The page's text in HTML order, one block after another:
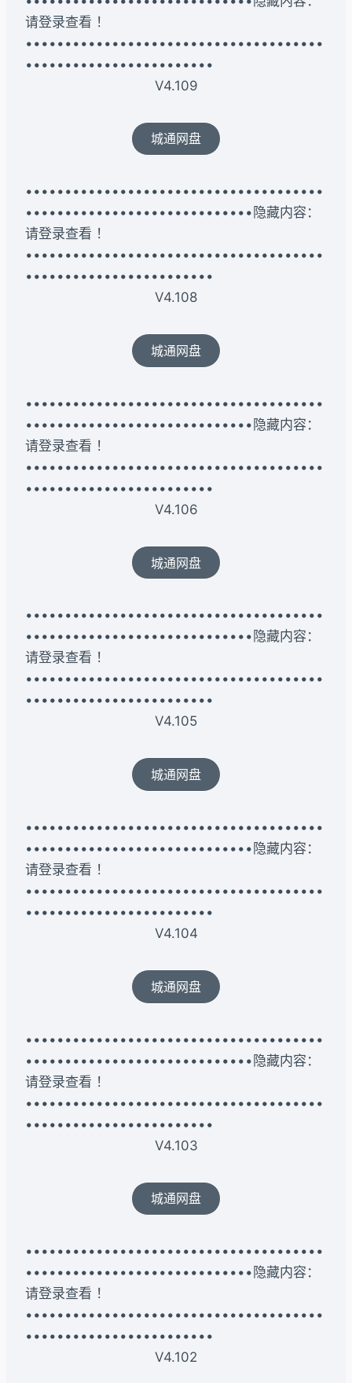
请登录查看 ！
••••••••••••••••••••••••••••••••••••••
••••••••••••••••••••••••
V4.109
城通网盘
••••••••••••••••••••••••••••••••••••••
•••••••••••••••••••••••••••••隐藏内容：
请登录查看 ！
••••••••••••••••••••••••••••••••••••••
••••••••••••••••••••••••
V4.108
城通网盘
••••••••••••••••••••••••••••••••••••••
•••••••••••••••••••••••••••••隐藏内容：
请登录查看 ！
••••••••••••••••••••••••••••••••••••••
••••••••••••••••••••••••
V4.106
城通网盘
••••••••••••••••••••••••••••••••••••••
•••••••••••••••••••••••••••••隐藏内容：
请登录查看 ！
••••••••••••••••••••••••••••••••••••••
••••••••••••••••••••••••
V4.105
城通网盘
••••••••••••••••••••••••••••••••••••••
•••••••••••••••••••••••••••••隐藏内容：
请登录查看 ！
••••••••••••••••••••••••••••••••••••••
••••••••••••••••••••••••
V4.104
城通网盘
••••••••••••••••••••••••••••••••••••••
•••••••••••••••••••••••••••••隐藏内容：
请登录查看 ！
••••••••••••••••••••••••••••••••••••••
••••••••••••••••••••••••
V4.103
城通网盘
••••••••••••••••••••••••••••••••••••••
•••••••••••••••••••••••••••••隐藏内容：
请登录查看 ！
••••••••••••••••••••••••••••••••••••••
••••••••••••••••••••••••
V4.102